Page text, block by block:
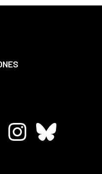
InstagramBluesky